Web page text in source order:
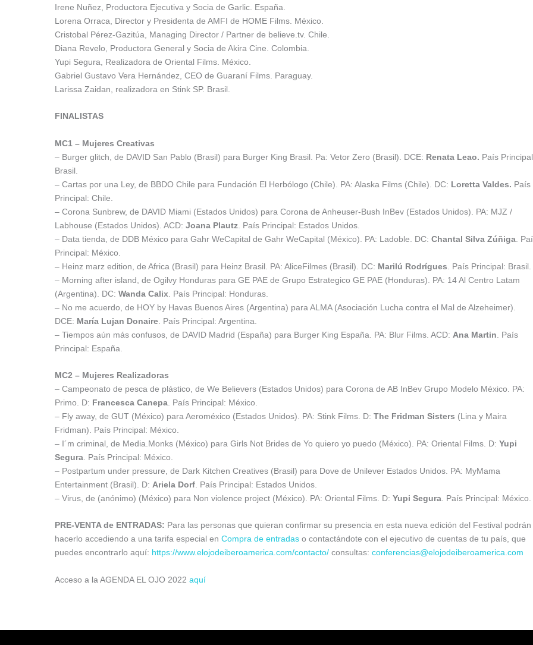
Irene Nuñez, Productora Ejecutiva y Socia de Garlic. España.
Lorena Orraca, Director y Presidenta de AMFI de HOME Films. México.
Cristobal Pérez-Gazitúa, Managing Director / Partner de believe.tv. Chile.
Diana Revelo, Productora General y Socia de Akira Cine. Colombia.
Yupi Segura, Realizadora de Oriental Films. México.
Gabriel Gustavo Vera Hernández, CEO de Guaraní Films. Paraguay.
Larissa Zaidan, realizadora en Stink SP. Brasil.
FINALISTAS
MC1 – Mujeres Creativas
– Burger glitch, de DAVID San Pablo (Brasil) para Burger King Brasil. Pa: Vetor Zero (Brasil). DCE: Renata Leao. País
Brasil.
– Cartas por una Ley, de BBDO Chile para Fundación El Herbólogo (Chile). PA: Alaska Films (Chile). DC: Loretta Valdes. País
Principal: Chile.
– Corona Sunbrew, de DAVID Miami (Estados Unidos) para Corona de Anheuser-Bush InBev (Estados Unidos). PA: MJZ /
Labhouse (Estados Unidos). ACD: Joana Plautz . País Principal: Estados Unidos.
– Data tienda, de DDB México para Gahr WeCapital de Gahr WeCapital (México). PA: Ladoble. DC: Chantal Silva Zúñiga .
Principal: México.
– Heinz marz edition, de Africa (Brasil) para Heinz Brasil. PA: AliceFilmes (Brasil). DC: Marilú Rodrígues . País Principal: Brasil.
– Morning after island, de Ogilvy Honduras para GE PAE de Grupo Estrategico GE PAE (Honduras). PA: 14 Al Centro Latam
(Argentina). DC: Wanda Calix . País Principal: Honduras.
– No me acuerdo, de HOY by Havas Buenos Aires (Argentina) para ALMA (Asociación Lucha contra el Mal de Alzeheimer).
DCE: María Lujan Donaire . País Principal: Argentina.
– Tiempos aún más confusos, de DAVID Madrid (España) para Burger King España. PA: Blur Films. ACD: Ana Martin . País
Principal: España.
MC2 – Mujeres Realizadoras
– Campeonato de pesca de plástico, de We Believers (Estados Unidos) para Corona de AB InBev Grupo Modelo México. PA:
Primo. D: Francesca Canepa . País Principal: México.
– Fly away, de GUT (México) para Aeroméxico (Estados Unidos). PA: Stink Films. D: The Fridman Sisters (Lina y Maira
Fridman). País Principal: México.
– I´m criminal, de Media.Monks (México) para Girls Not Brides de Yo quiero yo puedo (México). PA: Oriental Films. D: Yupi
Segura . País Principal: México.
– Postpartum under pressure, de Dark Kitchen Creatives (Brasil) para Dove de Unilever Estados Unidos. PA: MyMama
Entertainment (Brasil). D: Ariela Dorf . País Principal: Estados Unidos.
– Virus, de (anónimo) (México) para Non violence project (México). PA: Oriental Films. D: Yupi Segura . País Principal: México.
PRE-VENTA de ENTRADAS: Para las personas que quieran confirmar su presencia en esta nueva edición del Festival podrán
hacerlo accediendo a una tarifa especial en Compra de entradas o contactándote con el ejecutivo de cuentas de tu país, que
puedes encontrarlo aquí: https://www.elojodeiberoamerica.com/contacto/ consultas: conferencias@elojodeiberoamerica.com
Acceso a la AGENDA EL OJO 2022 aquí